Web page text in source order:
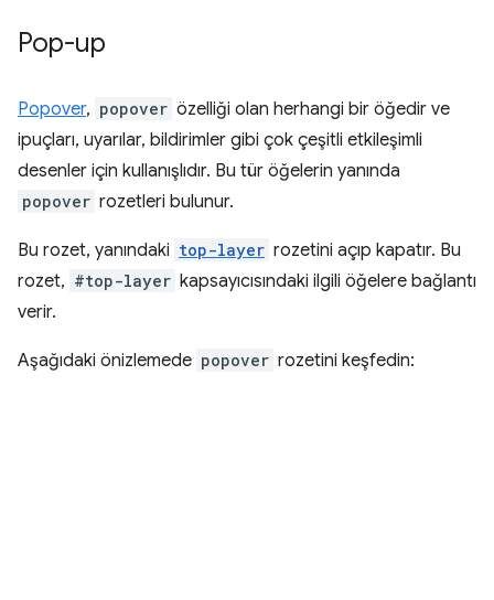
Pop-up
Popover, popover özelliği olan herhangi bir öğedir ve
ipuçları, uyarılar, bildirimler gibi çok çeşitli etkileşimli
desenler için kullanışlıdır. Bu tür öğelerin yanında
popover rozetleri bulunur.
Bu rozet, yanındaki top-layer rozetini açıp kapatır. Bu
rozet, #top-layer kapsayıcısındaki ilgili öğelere bağlantı
verir.
Aşağıdaki önizlemede popover rozetini keşfedin: